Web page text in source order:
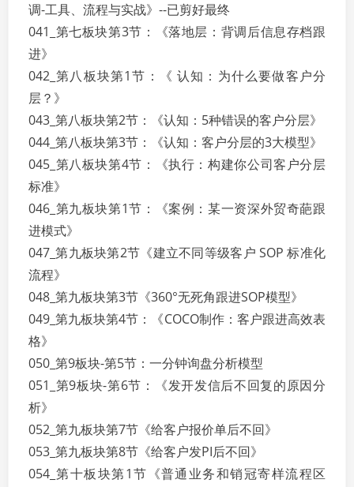
调-工具、流程与实战》--已剪好最终
041_第七板块第3节：《落地层：背调后信息存档跟
进》
042_第八板块第1节：《 认知：为什么要做客户分
层？》
043_第八板块第2节：《认知：5种错误的客户分层》
044_第八板块第3节：《认知：客户分层的3大模型》
045_第八板块第4节：《执行：构建你公司客户分层
标准》
046_第九板块第1节：《案例：某一资深外贸奇葩跟
进模式》
047_第九板块第2节《建立不同等级客户 SOP 标准化
流程》
048_第九板块第3节《360°无死角跟进SOP模型》
049_第九板块第4节：《COCO制作：客户跟进高效表
格》
050_第9板块-第5节：一分钟询盘分析模型
051_第9板块-第6节：《发开发信后不回复的原因分
析》
052_第九板块第7节《给客户报价单后不回》
053_第九板块第8节《给客户发PI后不回》
054_第十板块第1节《普通业务和销冠寄样流程区